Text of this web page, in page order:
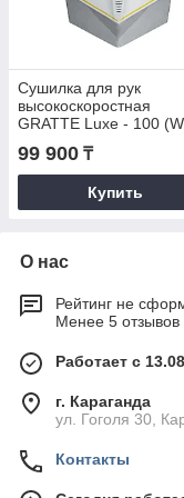
Сушилка для рук
высокоскоростная
GRATTE Luxe - 100
99 900 ₸
Купить
О нас
Рейтинг не
Менее 5 отзывов
Работает с
г. Караганда
ул. Гоголя 30,
Контакты